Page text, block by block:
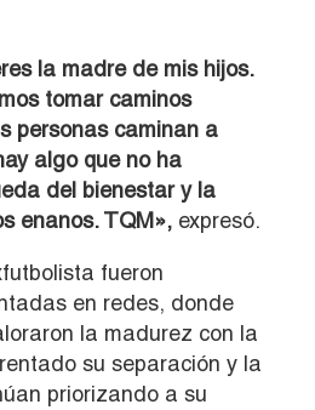
la madre de mis hijos.
tomar caminos
personas caminan a
algo que no ha
del bienestar y la
enanos. TQM», expresó.
fueron
en redes, donde
la madurez con la
su separación y la
priorizando a su